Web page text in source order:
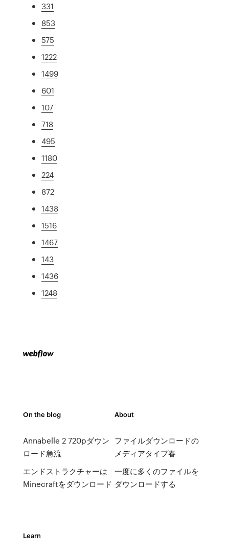
331
853
575
1222
1499
601
107
718
495
1180
224
872
1438
1516
1467
143
1436
1248
On the blog
Annabelle 2 720pダウン
ロード急流
エンドストラクチャーは
Minecraftをダウンロード
About
ファイルダウンロードの
メディアタイプ春
一度に多くのファイルを
ダウンロードする
Learn